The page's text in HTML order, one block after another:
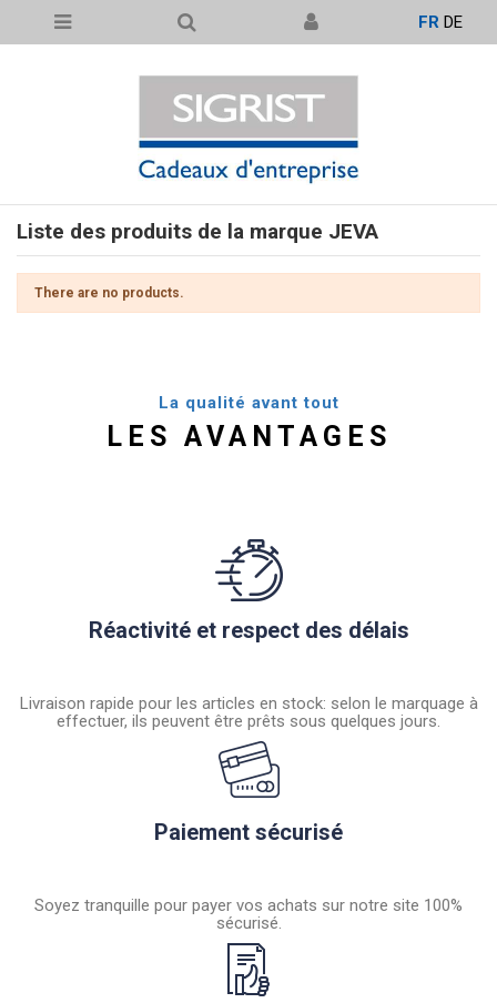
FR DE
Liste des produits de la marque JEVA
There are no products.
La qualité avant tout
LES AVANTAGES
Réactivité et respect des délais
Livraison rapide pour les articles en stock: selon le marquage à
effectuer, ils peuvent être prêts sous quelques jours.
Paiement sécurisé
Soyez tranquille pour payer vos achats sur notre site 100%
sécurisé.